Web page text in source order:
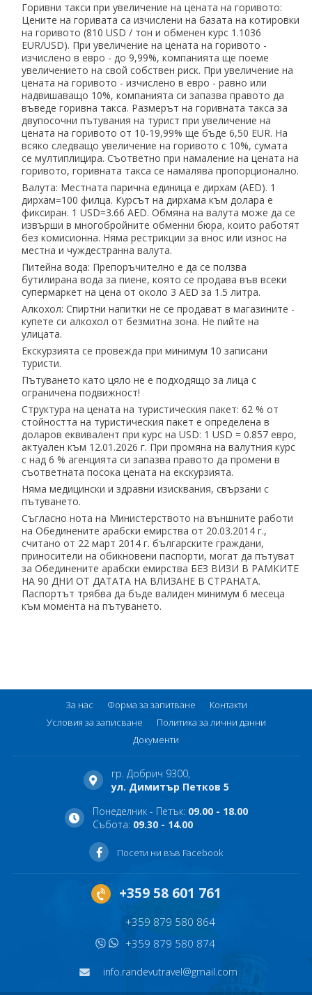
Горивни такси при увеличение на цената на горивото:
Цените на горивата са изчислени на базата на котировки
на горивото (810 USD ∕ тон и обменен курс 1.1036
EUR∕USD). При увеличение на цената на горивото -
изчислено в евро - до 9,99%, компанията ще поеме
увеличението на свой собствен риск. При увеличение на
цената на горивото - изчислено в евро - равно или
надвишаващо 10%, компанията си запазва правото да
въведе горивна такса. Размерът на горивната такса за
двупосочни пътувания на турист при увеличение на
цената на горивото от 10-19,99% ще бъде 6,50 EUR. На
всяко следващо увеличение на горивото с 10%, сумата
се мултиплицира. Съответно при намаление на цената на
горивото, горивната такса се намалява пропорционално.
Валута: Местната парична единица е дирхам (AED). 1
дирхам=100 филца. Курсът на дирхама към долара е
фиксиран. 1 USD=3.66 AED. Обмяна на валута може да се
извърши в многобройните обменни бюра, които работят
без комисионна. Няма рестрикции за внос или износ на
местна и чуждестранна валута.
Питейна вода: Препоръчително е да се ползва
бутилирана вода за пиене, която се продава във всеки
супермаркет на цена от около 3 AED за 1.5 литра.
Алкохол: Спиртни напитки не се продават в магазините -
купете си алкохол от безмитна зона. Не пийте на
улицата.
Екскурзията се провежда при минимум 10 записани
туристи.
Пътуването като цяло не е подходящо за лица с
ограничена подвижност!
Структура на цената на туристическия пакет: 62 % от
стойността на туристическия пакет е определена в
доларов еквивалент при курс на USD: 1 USD = 0.857 евро,
актуален към 12.01.2026 г. При промяна на валутния курс
с над 6 % агенцията си запазва правото да промени в
съответната посока цената на екскурзията.
Няма медицински и здравни изисквания, свързани с
пътуването.
Съгласно нота на Министерството на външните работи
на Обединените арабски емирства от 20.03.2014 г.,
считано от 22 март 2014 г. българските граждани,
приносители на обикновени паспорти, могат да пътуват
за Обединените арабски емирства БЕЗ ВИЗИ В РАМКИТЕ
НА 90 ДНИ ОТ ДАТАТА НА ВЛИЗАНЕ В СТРАНАТА.
Паспортът трябва да бъде валиден минимум 6 месеца
към момента на пътуването.
За нас Форма за запитване
Контакти
Условия за записване
Политика за лични данни
Документи
гр. Добрич 9300,
ул. Димитър Петков 5
Понеделник - Петък: 09.00 - 18.00
Събота: 09.30 - 14.00
Посети ни във Facebook
+359 58 601 761
+359 879 580 864
+359 879 580 874
info.randevutravel@gmail.com